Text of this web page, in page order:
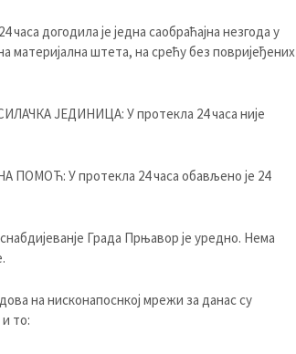
догодила је једна саобраћајна незгода у
материјална штета, на срећу без повријеђених
ЈЕДИНИЦА: У протекла 24 часа није
У протекла 24 часа обављено је 24
Града Прњавор је уредно. Нема
на нисконапоснкој мрежи за данас су
то: